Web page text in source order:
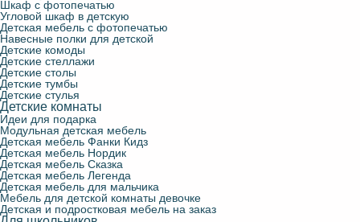
Шкаф с фотопечатью
Угловой шкаф в детскую
Детская мебель с фотопечатью
Навесные полки для детской
Детские комоды
Детские стеллажи
Детские столы
Детские тумбы
Детские стулья
Детские комнаты
Идеи для подарка
Модульная детская мебель
Детская мебель Фанки Кидз
Детская мебель Нордик
Детская мебель Сказка
Детская мебель Легенда
Детская мебель для мальчика
Мебель для детской комнаты девочке
Детская и подростковая мебель на заказ